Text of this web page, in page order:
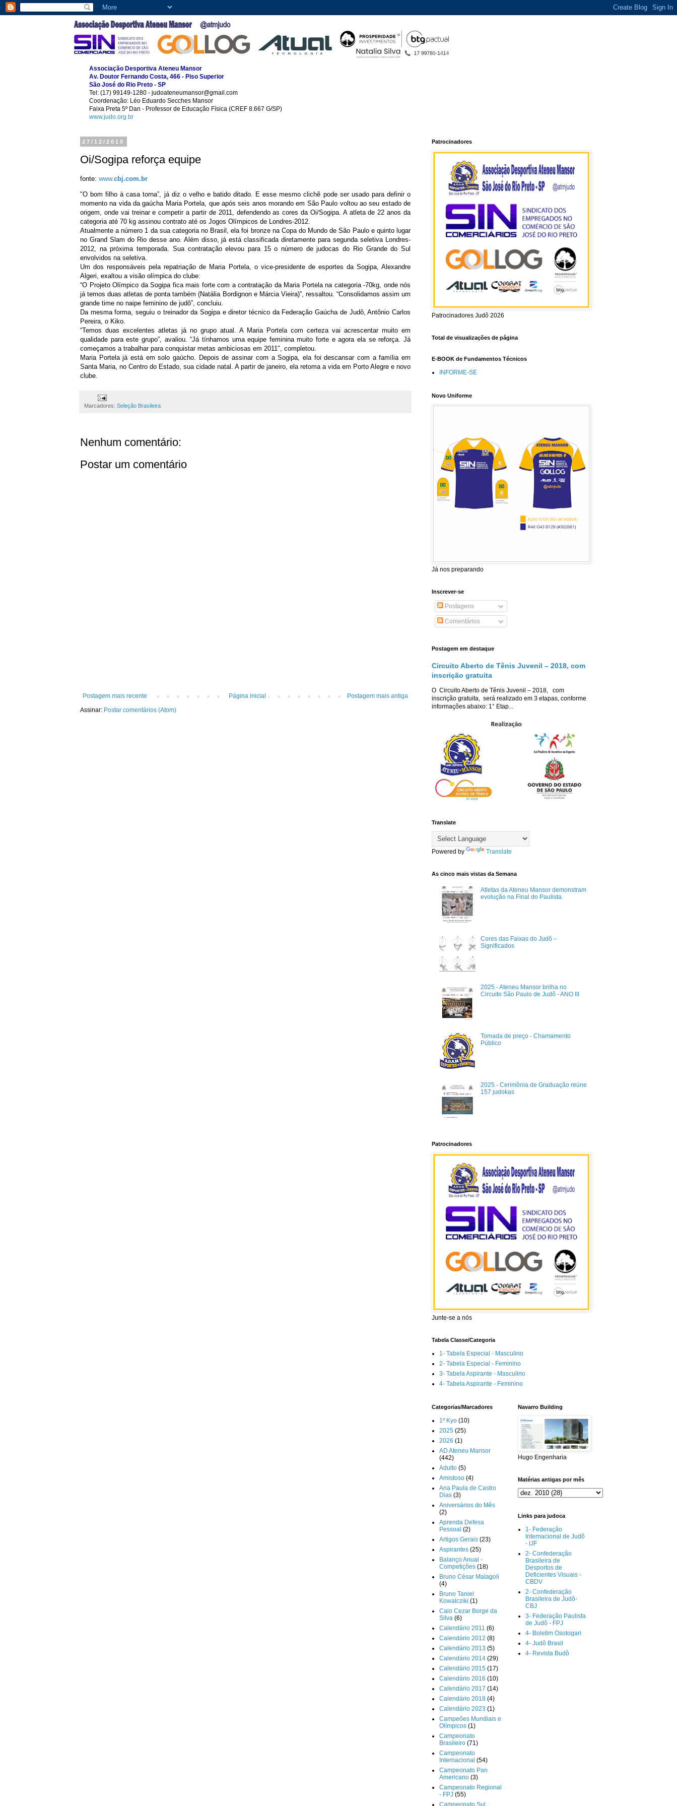
Associação Desportiva Ateneu Mansor
Av. Doutor Fernando Costa, 466 - Piso Superior
São José do Rio Preto - SP
Tel: (17) 99149-1280 - judoateneumansor@gmail.com
Coordenação: Léo Eduardo Secches Mansor
Faixa Preta 5º Dan - Professor de Educação Física (CREF 8.667 G/SP)
www.judo.org.br
27/12/2010
Oi/Sogipa reforça equipe
fonte: www.cbj.com.br
"O bom filho à casa torna”, já diz o velho e batido ditado. E esse mesmo clichê pode ser usado para definir o
momento na vida da gaúcha Maria Portela, que após seis anos morando em São Paulo voltou ao seu estado de
origem, onde vai treinar e competir a partir de 2011, defendendo as cores da Oi/Sogipa. A atleta de 22 anos da
categoria até 70 kg assinou contrato até os Jogos Olímpicos de Londres-2012.
Atualmente a número 1 da sua categoria no Brasil, ela foi bronze na Copa do Mundo de São Paulo e quinto lugar
no Grand Slam do Rio desse ano. Além disso, já está classificada diretamente para segunda seletiva Londres-
2012, na próxima temporada. Sua contratação elevou para 15 o número de judocas do Rio Grande do Sul
envolvidos na seletiva.
Um dos responsáveis pela repatriação de Maria Portela, o vice-presidente de esportes da Sogipa, Alexandre
Algeri, exaltou a visão olímpica do clube:
“O Projeto Olímpico da Sogipa fica mais forte com a contratação da Maria Portela na categoria -70kg, onde nós
já temos duas atletas de ponta também (Natália Bordignon e Márcia Vieira)”, ressaltou. “Consolidamos assim um
grande time no naipe feminino de judô”, concluiu.
Da mesma forma, seguiu o treinador da Sogipa e diretor técnico da Federação Gaúcha de Judô, Antônio Carlos
Pereira, o Kiko.
“Temos duas excelentes atletas já no grupo atual. A Maria Portela com certeza vai acrescentar muito em
qualidade para este grupo”, avaliou. “Já tínhamos uma equipe feminina muito forte e agora ela se reforça. Já
começamos a trabalhar para conquistar metas ambiciosas em 2011″, completou.
Maria Portela já está em solo gaúcho. Depois de assinar com a Sogipa, ela foi descansar com a família em
Santa Maria, no Centro do Estado, sua cidade natal. A partir de janeiro, ela retoma a vida em Porto Alegre e novo
clube.
Marcadores: Seleção Brasileira
Nenhum comentário:
Postar um comentário
Postagem mais recente Postagem mais antiga
Página inicial
Assinar: Postar comentários (Atom)
Patrocinadores
Patrocinadores Judô 2026
Total de visualizações de página
E-BOOK de Fundamentos Técnicos
INFORME-SE
Novo Uniforme
Já nos preparando
Inscrever-se
Postagens
Comentários
Postagem em destaque
Circuito Aberto de Tênis Juvenil – 2018, com
inscrição gratuita
O Circuito Aberto de Tênis Juvenil – 2018, com
inscrição gratuita, será realizado em 3 etapas, conforme
informações abaixo: 1° Etap...
Translate
Powered by Translate
As cinco mais vistas da Semana
Atletas da Ateneu Mansor demonstram
evolução na Final do Paulista.
Cores das Faixas do Judô –
Significados
2025 - Ateneu Mansor brilha no
Circuito São Paulo de Judô - ANO III
Tomada de preço - Chamamento
Público
2025 - Cerimônia de Graduação reúne
157 judokas
Patrocinadores
Junte-se a nós
Tabela Classe/Categoria
1- Tabela Especial - Masculino
2- Tabela Especial - Feminino
3- Tabela Aspirante - Masculino
4- Tabela Aspirante - Feminino
Categorias/Marcadores
1º Kyo (10)
2025 (25)
2026 (1)
AD Ateneu Mansor
(442)
Adulto (5)
Amistoso (4)
Ana Paula de Castro
Dias (3)
Aniversários do Mês
(2)
Aprenda Defesa
Pessoal (2)
Artigos Gerais (23)
Aspirantes (25)
Balanço Anual -
Competições (18)
Bruno César Malagoli
(4)
Bruno Taniel
Kowalcziki (1)
Caio Cezar Borge da
Silva (6)
Calendário 2011 (6)
Calendário 2012 (8)
Calendário 2013 (5)
Calendário 2014 (29)
Calendário 2015 (17)
Calendário 2016 (10)
Calendário 2017 (14)
Calendário 2018 (4)
Calendário 2023 (1)
Campeões Mundiais e
Olímpicos (1)
Campeonato
Brasileiro (71)
Campeonato
Internacional (54)
Campeonato Pan
Americano (3)
Campeonato Regional
- FPJ (55)
Navarro Building
Hugo Engenharia
Matérias antigas por mês
Links para judoca
1- Federação
Internacional de Judô
- IJF
2- Confederação
Brasileira de
Desportos de
Deficientes Visuais -
CBDV
2- Confederação
Brasileira de Judô-
CBJ
3- Federação Paulista
de Judô - FPJ
4- Boletim Osotogari
4- Judô Brasil
4- Revista Budô